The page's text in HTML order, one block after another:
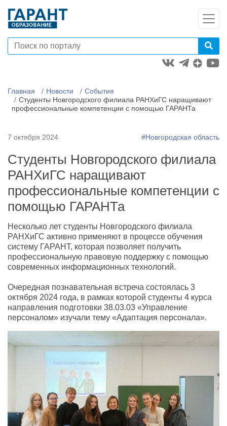
Главная Новости
События
Студенты Новгородского филиала РАНХиГС наращивают
профессиональные компетенции с помощью ГАРАНТа
7 октября 2024 #Новгородская область
Студенты Новгородского филиала
РАНХиГС наращивают
профессиональные компетенции с
помощью ГАРАНТа
Несколько лет студенты Новгородского филиала
РАНХиГС активно применяют в процессе обучения
систему ГАРАНТ, которая позволяет получить
профессиональную правовую поддержку с помощью
современных информационных технологий.
Очередная познавательная встреча состоялась 3
октября 2024 года, в рамках которой студенты 4 курса
направления подготовки 38.03.03 «Управление
персоналом» изучали тему «Адаптация персонала».